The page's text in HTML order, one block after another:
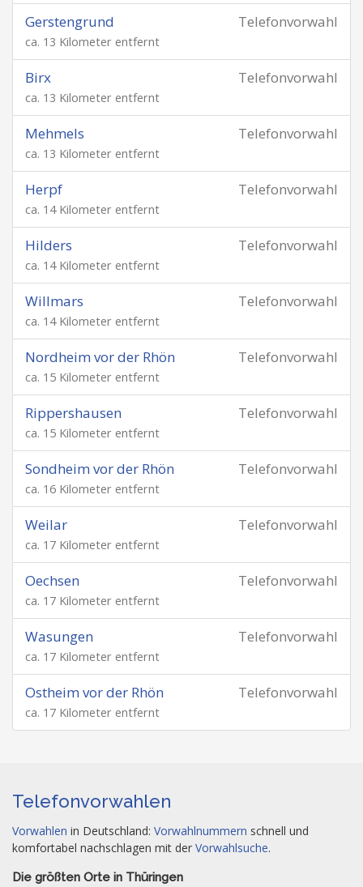
Telefonvorwahl
Gerstengrund
ca. 13 Kilometer entfernt
Telefonvorwahl
Birx
ca. 13 Kilometer entfernt
Telefonvorwahl
Mehmels
ca. 13 Kilometer entfernt
Telefonvorwahl
Herpf
ca. 14 Kilometer entfernt
Telefonvorwahl
Hilders
ca. 14 Kilometer entfernt
Telefonvorwahl
Willmars
ca. 14 Kilometer entfernt
Telefonvorwahl
Nordheim vor der Rhön
ca. 15 Kilometer entfernt
Telefonvorwahl
Rippershausen
ca. 15 Kilometer entfernt
Telefonvorwahl
Sondheim vor der Rhön
ca. 16 Kilometer entfernt
Telefonvorwahl
Weilar
ca. 17 Kilometer entfernt
Telefonvorwahl
Oechsen
ca. 17 Kilometer entfernt
Telefonvorwahl
Wasungen
ca. 17 Kilometer entfernt
Telefonvorwahl
Ostheim vor der Rhön
ca. 17 Kilometer entfernt
Telefonvorwahlen
Vorwahlen in Deutschland: Vorwahlnummern schnell und
komfortabel nachschlagen mit der Vorwahlsuche.
Die größten Orte in Thüringen